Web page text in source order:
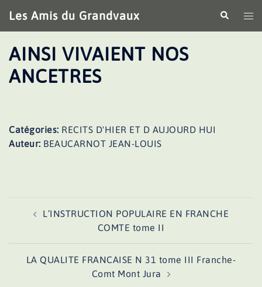
au
contenu
Les Amis du Grandvaux
le
AINSI VIVAIENT NOS
ANCETRES
Catégories: RECITS D'HIER ET D AUJOURD HUI
Auteur: BEAUCARNOT JEAN-LOUIS
d’articleL’INSTRUCTION POPULAIRE EN FRANCHE
COMTE tome II
LA QUALITE FRANCAISE N 31 tome III Franche-
Comt Mont Jura